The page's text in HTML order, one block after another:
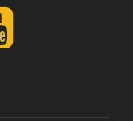
y
u
e